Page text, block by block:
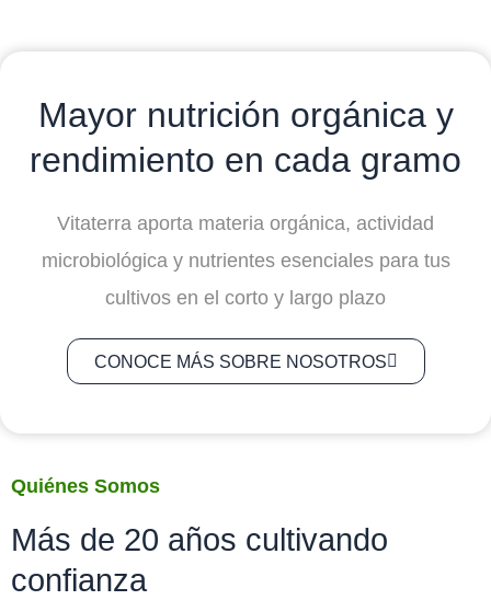
Mayor nutrición orgánica y
rendimiento en cada gramo
Vitaterra aporta materia orgánica, actividad
microbiológica y nutrientes esenciales para tus
cultivos en el corto y largo plazo
CONOCE MÁS SOBRE NOSOTROS
Quiénes Somos
Más de 20 años cultivando
confianza